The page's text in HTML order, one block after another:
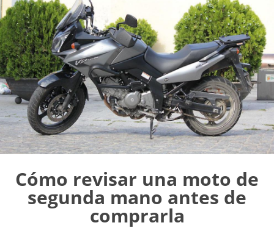
Cómo revisar una moto de
segunda mano antes de
comprarla